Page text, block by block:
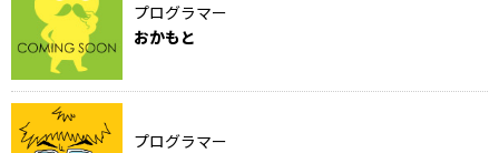
プログラマー
おかもと
プログラマー